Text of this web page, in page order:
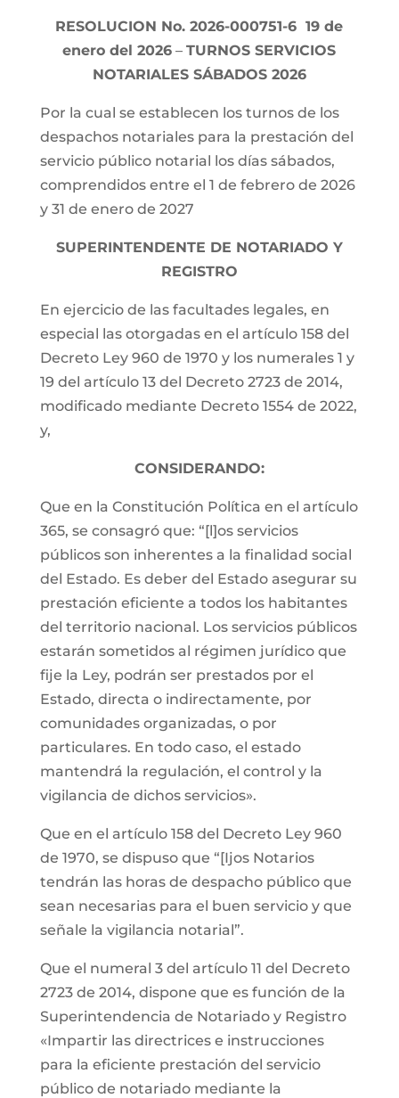
RESOLUCION No. 2026-000751-6 19 de
enero del 2026 –TURNOS SERVICIOS
NOTARIALES SÁBADOS 2026
Por la cual se establecen los turnos de los
despachos notariales para la prestación del
servicio público notarial los días sábados,
comprendidos entre el 1 de febrero de 2026
y 31 de enero de 2027
SUPERINTENDENTE DE NOTARIADO Y
REGISTRO
En ejercicio de las facultades legales, en
especial las otorgadas en el artículo 158 del
Decreto Ley 960 de 1970 y los numerales 1 y
19 del artículo 13 del Decreto 2723 de 2014,
modificado mediante Decreto 1554 de 2022,
y,
CONSIDERANDO:
Que en la Constitución Política en el artículo
365, se consagró que: “[l]os servicios
públicos son inherentes a la finalidad social
del Estado. Es deber del Estado asegurar su
prestación eficiente a todos los habitantes
del territorio nacional. Los servicios públicos
estarán sometidos al régimen jurídico que
fije la Ley, podrán ser prestados por el
Estado, directa o indirectamente, por
comunidades organizadas, o por
particulares. En todo caso, el estado
mantendrá la regulación, el control y la
vigilancia de dichos servicios».
Que en el artículo 158 del Decreto Ley 960
de 1970, se dispuso que “[Ijos Notarios
tendrán las horas de despacho público que
sean necesarias para el buen servicio y que
señale la vigilancia notarial”.
Que el numeral 3 del artículo 11 del Decreto
2723 de 2014, dispone que es función de la
Superintendencia de Notariado y Registro
«Impartir las directrices e instrucciones
para la eficiente prestación del servicio
público de notariado mediante la